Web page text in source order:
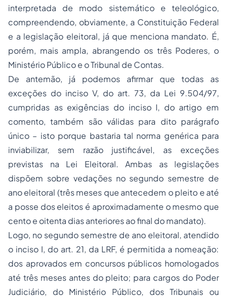
interpretada de modo sistemático e teleológico,
compreendendo, obviamente, a Constituição Federal
e a legislação eleitoral, já que menciona mandato. É,
porém, mais ampla, abrangendo os três Poderes, o
Ministério Público e o Tribunal de Contas.
De antemão, já podemos afirmar que todas as
exceções do inciso V, do art. 73, da Lei 9.504/97,
cumpridas as exigências do inciso I, do artigo em
comento,também são válidas para dito parágrafo
único – isto porque bastaria tal norma genérica para
inviabilizar, sem razão justificável, as exceções
previstas na Lei Eleitoral. Ambas as legislações
dispõem sobre vedações no segundo semestre de
ano eleitoral (três meses que antecedem o pleito e até
a posse dos eleitos é aproximadamente o mesmo que
cento e oitenta dias anteriores ao final do mandato).
Logo, no segundo semestre de ano eleitoral, atendido
o inciso I, do art. 21, da LRF, é permitida a nomeação:
dos aprovados em concursos públicos homologados
até três meses antes do pleito; para cargos do Poder
Judiciário, do Ministério Público, dos Tribunais ou